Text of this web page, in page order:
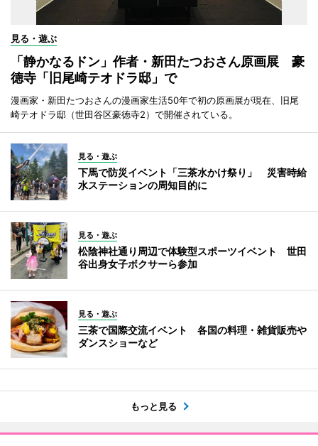
見る・遊ぶ
「静かなるドン」作者・新田たつおさん原画展 豪
徳寺「旧尾崎テオドラ邸」で
漫画家・新田たつおさんの漫画家生活50年で初の原画展が現在、旧尾
崎テオドラ邸（世田谷区豪徳寺2）で開催されている。
見る・遊ぶ
下馬で防災イベント「三茶水かけ祭り」 災害時給
水ステーションの周知目的に
見る・遊ぶ
松陰神社通り周辺で体験型スポーツイベント 世田
谷出身女子ボクサーら参加
見る・遊ぶ
三茶で国際交流イベント 各国の料理・雑貨販売や
ダンスショーなど
もっと見る